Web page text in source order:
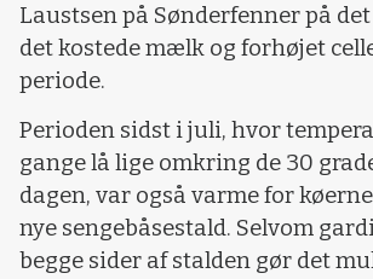
Laustsen på Sønderfenner på det
det kostede mælk og forhøjet
periode.
Perioden sidst i juli, hvor
gange lå lige omkring de 30
dagen, var også varme for
nye sengebåsestald. Selvom
begge sider af stalden gør det